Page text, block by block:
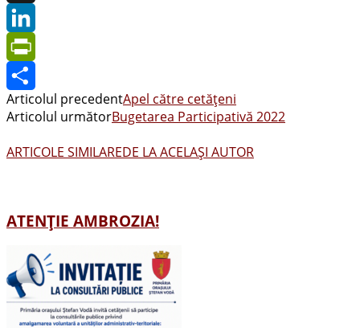
X
LinkedIn
PrintFriendly
Share
Articolul precedentApel către cetăţeni
Articolul următorBugetarea Participativă 2022
ARTICOLE SIMILAREDE LA ACELAȘI AUTOR
ATENȚIE AMBROZIA!